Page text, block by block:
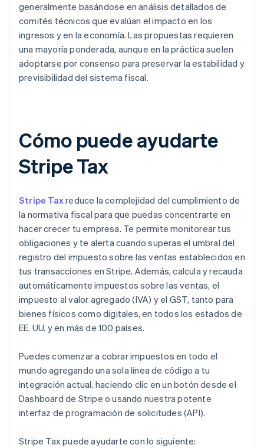
generalmente basándose en análisis detallados de
comités técnicos que evalúan el impacto en los
ingresos y en la economía. Las propuestas requieren
una mayoría ponderada, aunque en la práctica suelen
adoptarse por consenso para preservar la estabilidad y
previsibilidad del sistema fiscal.
Cómo puede ayudarte
Stripe Tax
Stripe Taxreduce la complejidad del cumplimiento de
la normativa fiscal para que puedas concentrarte en
hacer crecer tu empresa. Te permite monitorear tus
obligaciones y te alerta cuando superas el umbral del
registro del impuesto sobre las ventas establecidos en
tus transacciones en Stripe. Además, calcula y recauda
automáticamente impuestos sobre las ventas, el
impuesto al valor agregado (IVA) y el GST, tanto para
bienes físicos como digitales, en todos los estados de
EE. UU. y en más de 100 países.
Puedes comenzar a cobrar impuestos en todo el
mundo agregando una sola línea de código a tu
integración actual, haciendo clic en un botón desde el
Dashboard de Stripe o usando nuestra potente
interfaz de programación de solicitudes (API).
Stripe Tax puede ayudarte con lo siguiente: